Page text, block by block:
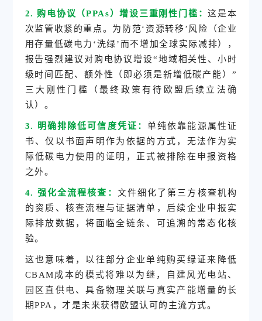
2. 购电协议（PPAs）增设三重刚性门槛：这是本
次监管收紧的重点。为防范‘资源转移’风险（企业
用存量低碳电力‘洗绿’而不增加全球实际减排），
报告强烈建议对购电协议增设“地域相关性、小时
级时间匹配、额外性（即必须是新增低碳产能）”
三大刚性门槛（最终政策有待欧盟后续立法确
认）。
3. 明确排除低可信度凭证： 单纯依靠 能源属性证
书、仅以书面声明作为依据的方式，无法作为实
际低碳电力使用的证明，正式被排除在申报资格
之外。
4. 强化全流程核查： 文件细化了第三方核查机构
的资质、核查流程与证据清单，后续企业申报实
际排放数据，将面临全链条、可追溯的常态化核
验。
这也意味着，以往部分企业单纯购买绿证来降低
CBAM成本的模式将难以为继，自建风光电站、
园区直供电、具备物理关联与真实产能增量的长
期PPA，才是未来获得欧盟认可的主流方式。